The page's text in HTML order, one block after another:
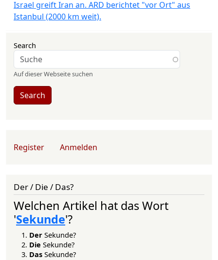
Israel greift Iran an. ARD berichtet "vor Ort" aus
Istanbul (2000 km weit).
Search
Auf dieser Webseite suchen
Search
User account menu
Register Anmelden
Der / Die / Das?
Welchen Artikel hat das Wort
'Sekunde'?
Der Sekunde?
Die Sekunde?
Das Sekunde?